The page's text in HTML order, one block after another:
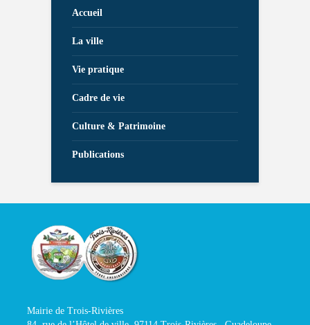
Accueil
La ville
Vie pratique
Cadre de vie
Culture & Patrimoine
Publications
Mairie de Trois-Rivières